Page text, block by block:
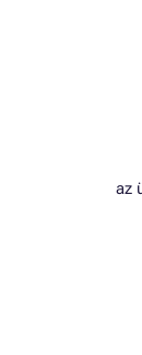
az